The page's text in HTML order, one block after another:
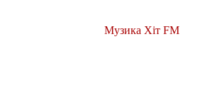
Музика Хіт FM